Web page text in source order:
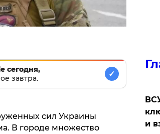
сегодня,
завтра.
✓
сил Украины
В городе множество
и